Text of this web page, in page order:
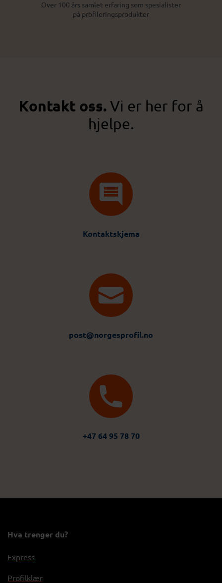
Over 100 års samlet erfaring som spesialister
på profileringsprodukter
Kontakt oss.Vi er her for å
hjelpe.
Kontaktskjema
post@norgesprofil.no
+47 64 95 78 70
Hva trenger du?
Express
Profilklær